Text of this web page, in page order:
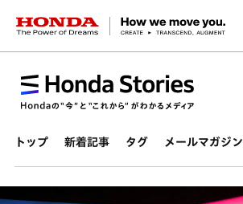
HONDA The Power of Dreams
トップ 新着記事 タグ メールマガジン